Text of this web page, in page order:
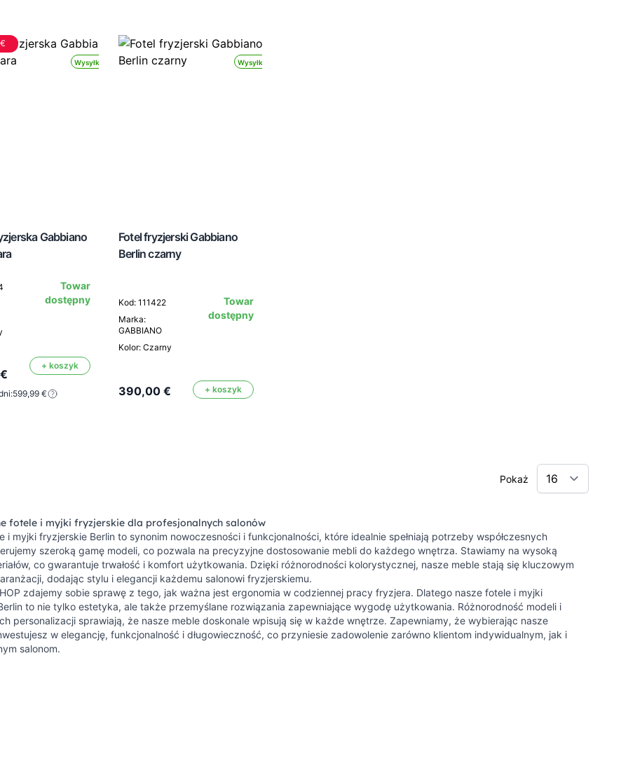
Wysyłka 24h
Gabbiano
Towar
dostępny
+ koszyk
599,99 €
Wysyłka 24h
Fotel fryzjerski Gabbiano
Berlin czarny
Kod: 111422
Marka:
GABBIANO
Kolor: Czarny
Towar
dostępny
390,00 € + koszyk
Pokaż
fotele i myjki fryzjerskie dla profesjonalnych salonów
i myjki fryzjerskie Berlin to synonim nowoczesności i funkcjonalności, które idealnie spełniają potrzeby współczesnych
szeroką gamę modeli, co pozwala na precyzyjne dostosowanie mebli do każdego wnętrza. Stawiamy na wysoką
co gwarantuje trwałość i komfort użytkowania. Dzięki różnorodności kolorystycznej, nasze meble stają się kluczowym
dodając stylu i elegancji każdemu salonowi fryzjerskiemu.
zdajemy sobie sprawę z tego, jak ważna jest ergonomia w codziennej pracy fryzjera. Dlatego nasze fotele i myjki
to nie tylko estetyka, ale także przemyślane rozwiązania zapewniające wygodę użytkowania. Różnorodność modeli i
personalizacji sprawiają, że nasze meble doskonale wpisują się w każde wnętrze. Zapewniamy, że wybierając nasze
w elegancję, funkcjonalność i długowieczność, co przyniesie zadowolenie zarówno klientom indywidualnym, jak i
salonom.